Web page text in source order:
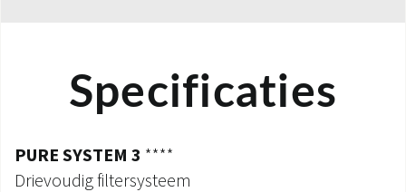
Specificaties
PURE SYSTEM 3 ****
Drievoudig filtersysteem